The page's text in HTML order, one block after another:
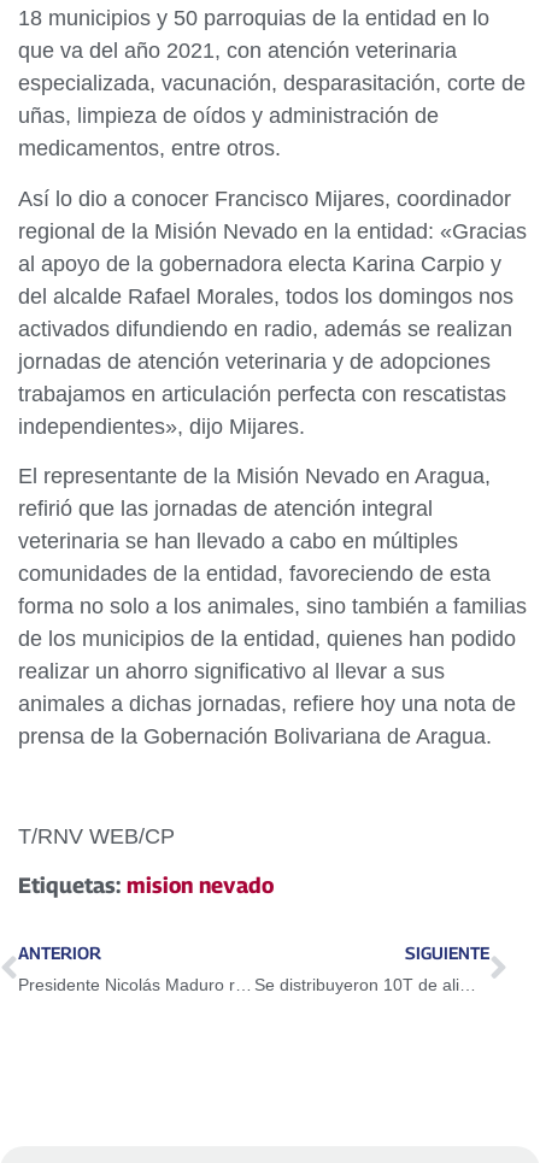
18 municipios y 50 parroquias de la entidad en lo
que va del año 2021, con atención veterinaria
especializada, vacunación, desparasitación, corte de
uñas, limpieza de oídos y administración de
medicamentos, entre otros.
Así lo dio a conocer Francisco Mijares, coordinador
regional de la Misión Nevado en la entidad: «Gracias
al apoyo de la gobernadora electa Karina Carpio y
del alcalde Rafael Morales, todos los domingos nos
activados difundiendo en radio, además se realizan
jornadas de atención veterinaria y de adopciones
trabajamos en articulación perfecta con rescatistas
independientes», dijo Mijares.
El representante de la Misión Nevado en Aragua,
refirió que las jornadas de atención integral
veterinaria se han llevado a cabo en múltiples
comunidades de la entidad, favoreciendo de esta
forma no solo a los animales, sino también a familias
de los municipios de la entidad, quienes han podido
realizar un ahorro significativo al llevar a sus
animales a dichas jornadas, refiere hoy una nota de
prensa de la Gobernación Bolivariana de Aragua.
T/RNV WEB/CP
Etiquetas: mision nevado
ANTERIOR
Presidente Nicolás Maduro resaltó como fructíferos encuentros con gobernadores de oposición: «Vamos a trabajar juntos»
SIGUIENTE
Se distribuyeron 10T de alimentos a trabajadores de Gobernación de Anzoátegui